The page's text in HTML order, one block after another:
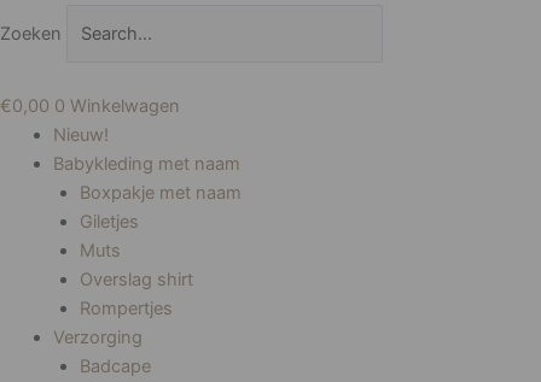
Zoeken
€0,00 0 Winkelwagen
Nieuw!
Babykleding met naam
Boxpakje met naam
Giletjes
Muts
Overslag shirt
Rompertjes
Verzorging
Badcape